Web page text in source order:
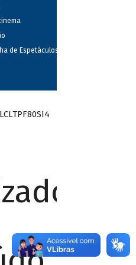
de Espetáculos